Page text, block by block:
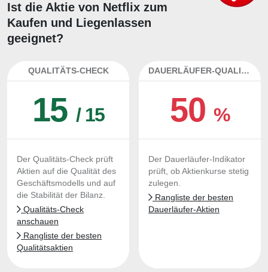
Ist die Aktie von Netflix zum
Kaufen und Liegenlassen
geeignet?
QUALITÄTS-CHECK
15 / 15
Der Qualitäts-Check prüft
Aktien auf die Qualität des
Geschäftsmodells und auf
die Stabilität der Bilanz.
Qualitäts-Check
anschauen
Rangliste der besten
Qualitätsaktien
DAUERLÄUFER-QUALITÄTEN
50%
Der Dauerläufer-Indikator
prüft, ob Aktienkurse stetig
zulegen.
Rangliste der besten
Dauerläufer-Aktien